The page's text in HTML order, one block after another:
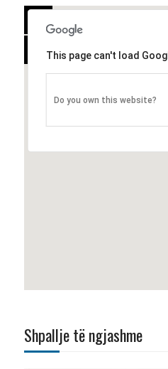
This page can't load
Do you own this website?
+
Shpallje të ngjashme